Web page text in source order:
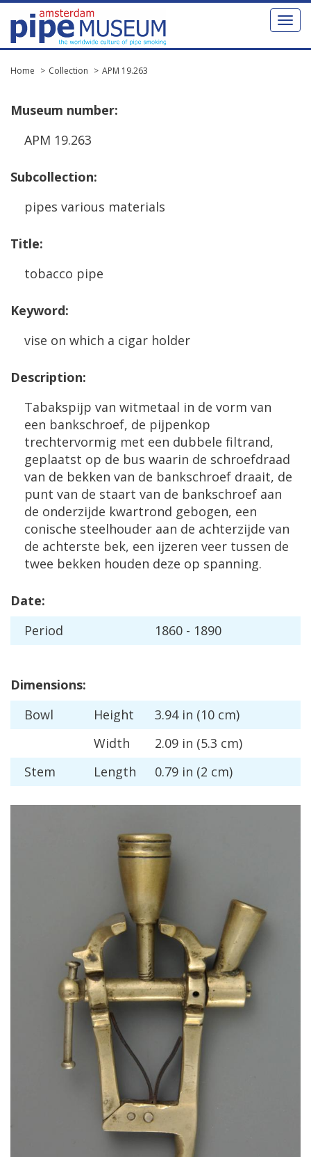
Toggle
Home Collection APM 19.263
Museum number:
APM 19.263
Subcollection:
pipes various materials
Title:
tobacco pipe
Keyword:
vise on which a cigar holder
Description:
Tabakspijp van witmetaal in de vorm van
een bankschroef, de pijpenkop
trechtervormig met een dubbele filtrand,
geplaatst op de bus waarin de schroefdraad
van de bekken van de bankschroef draait, de
punt van de staart van de bankschroef aan
de onderzijde kwartrond gebogen, een
conische steelhouder aan de achterzijde van
de achterste bek, een ijzeren veer tussen de
twee bekken houden deze op spanning.
Date:
Period
1860 - 1890
Dimensions:
Bowl
Height 3.94 in (10 cm)
Width
2.09 in (5.3 cm)
Stem
Length 0.79 in (2 cm)